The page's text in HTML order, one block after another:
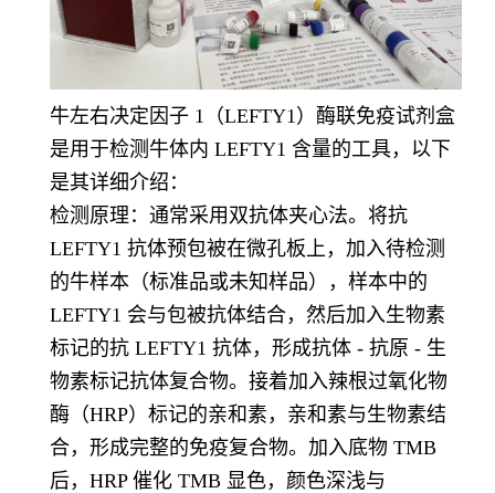
牛左右决定因子 1（LEFTY1）酶联免疫试剂盒
是用于检测牛体内 LEFTY1 含量的工具，以下
是其详细介绍：
检测原理：通常采用双抗体夹心法。将抗
LEFTY1 抗体预包被在微孔板上，加入待检测
的牛样本（标准品或未知样品），样本中的
LEFTY1 会与包被抗体结合，然后加入生物素
标记的抗 LEFTY1 抗体，形成抗体 - 抗原 - 生
物素标记抗体复合物。接着加入辣根过氧化物
酶（HRP）标记的亲和素，亲和素与生物素结
合，形成完整的免疫复合物。加入底物 TMB
后，HRP 催化 TMB 显色，颜色深浅与